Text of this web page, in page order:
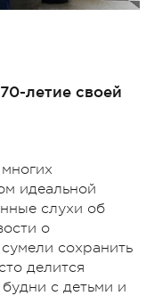
летие своей
идеальной
слухи об
о
сохранить
делится
с детьми и